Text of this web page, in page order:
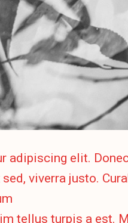
adipiscing elit.
viverra justo.
tellus turpis a est.